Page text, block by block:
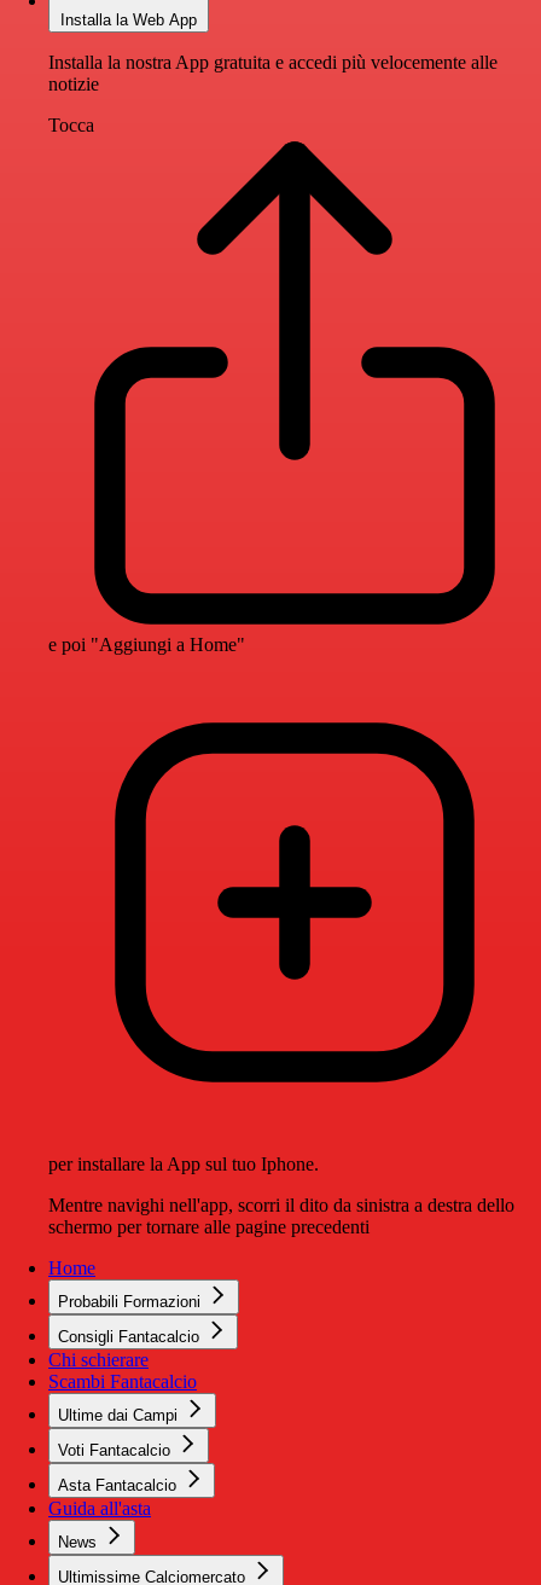
Installa la Web App
Installa la nostra App gratuita e accedi più velocemente alle
notizie
Tocca
e poi "Aggiungi a Home"
per installare la App sul tuo Iphone.
Mentre navighi nell'app, scorri il dito da sinistra a destra dello
schermo per tornare alle pagine precedenti
Home
Probabili Formazioni
Consigli Fantacalcio
Chi schierare
Scambi Fantacalcio
Ultime dai Campi
Voti Fantacalcio
Asta Fantacalcio
Guida all'asta
News
Ultimissime Calciomercato